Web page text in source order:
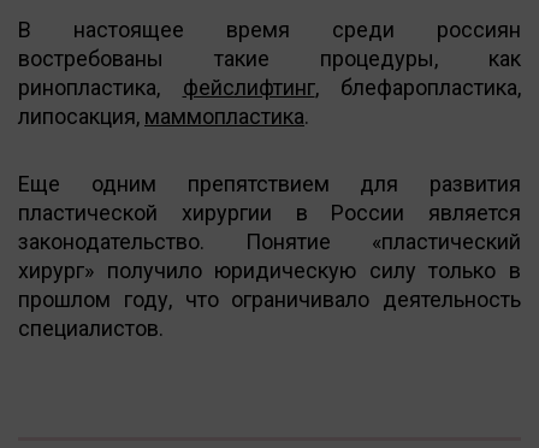
В настоящее время среди россиян
востребованы такие процедуры, как
ринопластика, фейслифтинг, блефаропластика,
липосакция, маммопластика.
Еще одним препятствием для развития
пластической хирургии в России является
законодательство. Понятие «пластический
хирург» получило юридическую силу только в
прошлом году, что ограничивало деятельность
специалистов.